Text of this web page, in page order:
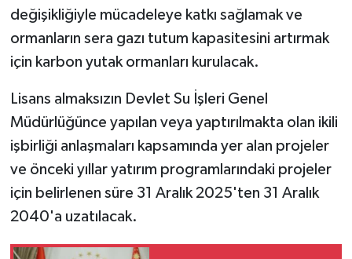
değişikliğiyle mücadeleye katkı sağlamak ve
ormanların sera gazı tutum kapasitesini artırmak
için karbon yutak ormanları kurulacak.
Lisans almaksızın Devlet Su İşleri Genel
Müdürlüğünce yapılan veya yaptırılmakta olan ikili
işbirliği anlaşmaları kapsamında yer alan projeler
ve önceki yıllar yatırım programlarındaki projeler
için belirlenen süre 31 Aralık 2025'ten 31 Aralık
2040'a uzatılacak.